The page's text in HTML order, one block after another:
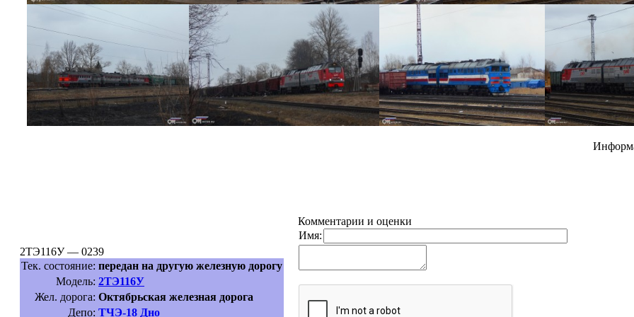
2ТЭ116У — 0239
Тек. состояние: передан на другую железную дорогу
Модель: 2ТЭ116У
Жел. дорога: Октябрьская железная дорога
Депо: ТЧЭ-18 Дно
Комментарии и оценки
Имя: